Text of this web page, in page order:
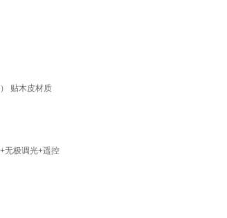
贴木皮材质
无极调光+遥控